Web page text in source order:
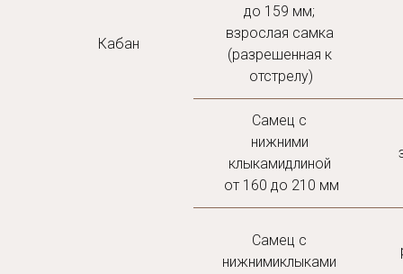
Кабан
до 159 мм;
взрослая самка
(разрешенная к
отстрелу)
Самец с
нижними
клыкамидлиной
от 160 до 210 мм
Самец с
нижнимиклыками